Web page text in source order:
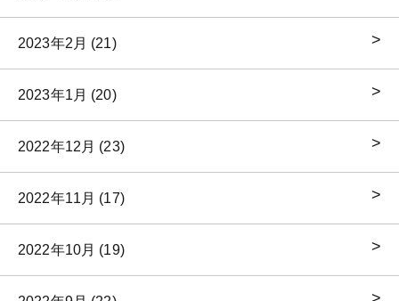
2023年2月 (21)
2023年1月 (20)
2022年12月 (23)
2022年11月 (17)
2022年10月 (19)